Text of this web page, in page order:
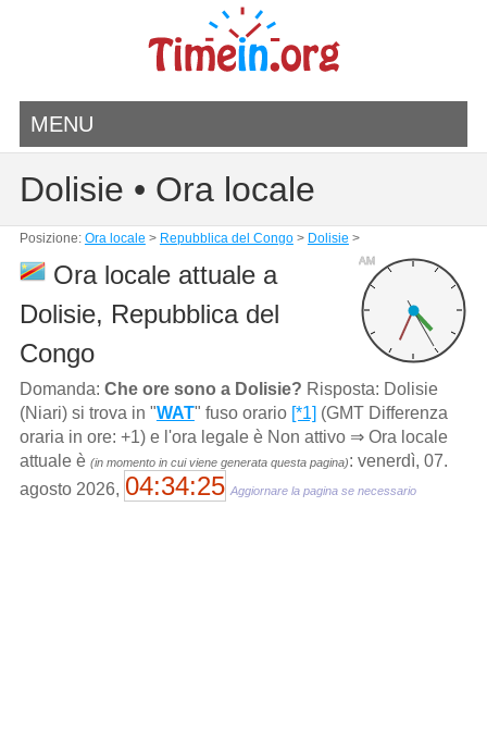
MENU
Dolisie • Ora locale
Posizione: Ora locale > Repubblica del Congo> Dolisie >
AM
Ora locale attuale a
Dolisie, Repubblica del
Congo
Domanda: Che ore sono a Dolisie? Risposta: Dolisie
(Niari) si trova in "WAT" fuso orario [*1] (GMT Differenza
oraria in ore: +1) e l'ora legale è Non attivo ⇒ Ora locale
attuale è (in momento in cui viene generata questa pagina): venerdì, 07.
agosto 2026, 04:34:25 Aggiornare la pagina se necessario